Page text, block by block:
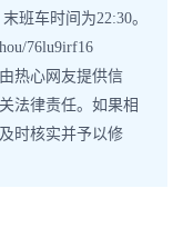
班车时间为22:30。
76lu9irf16
热心网友提供信
法律责任。如果相
时核实并予以修